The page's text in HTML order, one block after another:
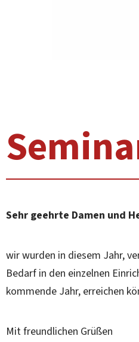
Sehr geehrte Damen und
wir wurden in diesem Jahr,
Bedarf in den einzelnen
kommende Jahr, erreichen
Mit freundlichen Grüßen